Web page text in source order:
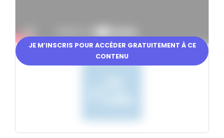
JE M’INSCRIS POUR ACCÉDER GRATUITEMENT À CE
CONTENU
En partenariat avec